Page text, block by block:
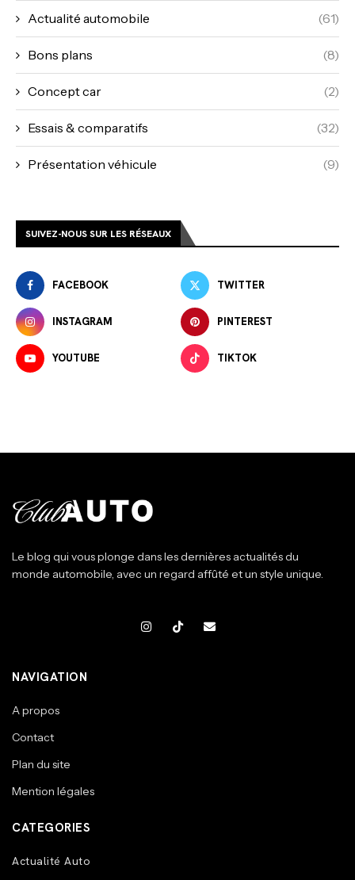
Actualité automobile (61)
Bons plans (8)
Concept car (2)
Essais & comparatifs (32)
Présentation véhicule (9)
SUIVEZ-NOUS SUR LES RÉSEAUX
FACEBOOK TWITTER
INSTAGRAM PINTEREST
YOUTUBE TIKTOK
Le blog qui vous plonge dans les dernières actualités du
monde automobile, avec un regard affûté et un style unique.
NAVIGATION
A propos
Contact
Plan du site
Mention légales
CATEGORIES
Actualité Auto